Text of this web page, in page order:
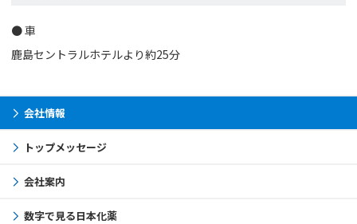
車
鹿島セントラルホテルより約25分
会社情報
トップメッセージ
会社案内
数字で見る日本化薬